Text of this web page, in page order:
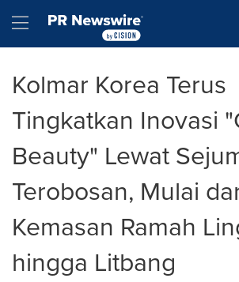
Hamburger menu
Kolmar Korea Terus
Tingkatkan Inovasi
Beauty" Lewat
Terobosan, Mulai
Kemasan Ramah
hingga Litbang